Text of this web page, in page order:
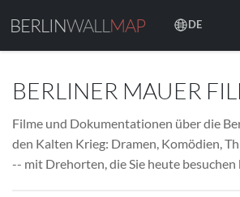
BERLINWALL MAP DE
BERLINER MAUER
Filme und Dokumentationen über die
den Kalten Krieg: Dramen, Komödien,
-- mit Drehorten, die Sie heute besuchen